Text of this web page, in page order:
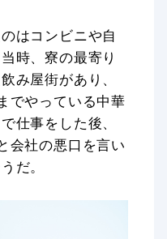
はコンビニや自
時、寮の最寄り
み屋街があり、
でやっている中華
仕事をした後、
会社の悪口を言い
だ。